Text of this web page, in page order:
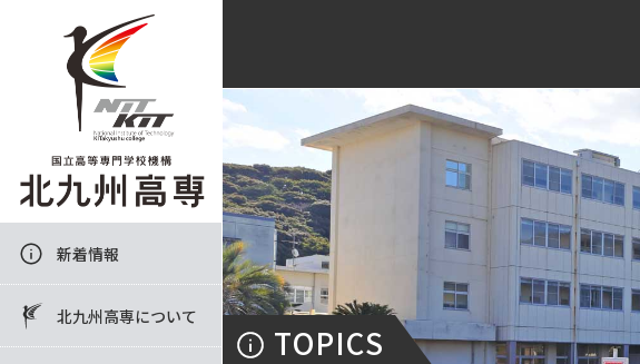
新着情報
北九州高専について
TOPICS